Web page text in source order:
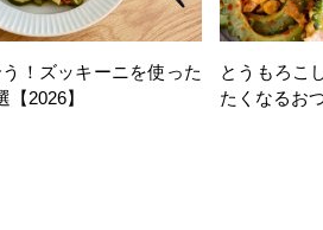
！ズッキーニを使った
【2026】
とうもろこ
たくなるお